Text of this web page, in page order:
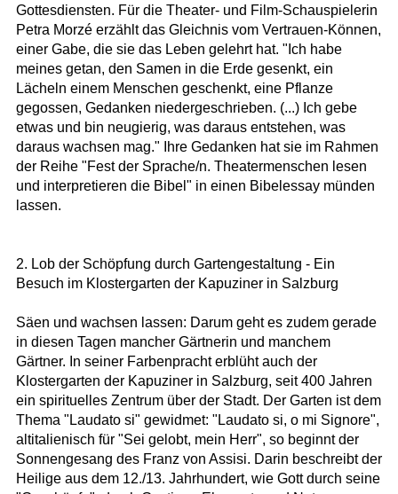
Gottesdiensten. Für die Theater- und Film-Schauspielerin
Petra Morzé erzählt das Gleichnis vom Vertrauen-Können,
einer Gabe, die sie das Leben gelehrt hat. "Ich habe
meines getan, den Samen in die Erde gesenkt, ein
Lächeln einem Menschen geschenkt, eine Pflanze
gegossen, Gedanken niedergeschrieben. (...) Ich gebe
etwas und bin neugierig, was daraus entstehen, was
daraus wachsen mag." Ihre Gedanken hat sie im Rahmen
der Reihe "Fest der Sprache/n. Theatermenschen lesen
und interpretieren die Bibel" in einen Bibelessay münden
lassen.
2. Lob der Schöpfung durch Gartengestaltung - Ein
Besuch im Klostergarten der Kapuziner in Salzburg
Säen und wachsen lassen: Darum geht es zudem gerade
in diesen Tagen mancher Gärtnerin und manchem
Gärtner. In seiner Farbenpracht erblüht auch der
Klostergarten der Kapuziner in Salzburg, seit 400 Jahren
ein spirituelles Zentrum über der Stadt. Der Garten ist dem
Thema "Laudato si" gewidmet: "Laudato si, o mi Signore",
altitalienisch für "Sei gelobt, mein Herr", so beginnt der
Sonnengesang des Franz von Assisi. Darin beschreibt der
Heilige aus dem 12./13. Jahrhundert, wie Gott durch seine